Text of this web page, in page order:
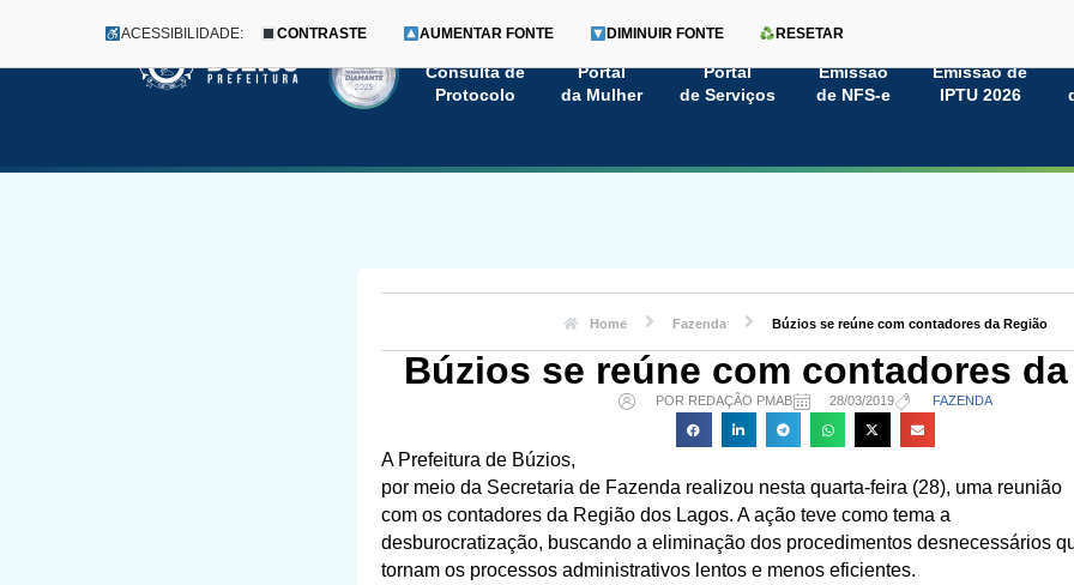
Pular
conteúdo
Menu
Consulta de
Protocolo
Portal
da Mulher
Portal
de Serviços
Emissão
de NFS-e
Emissão de
IPTU 2026
ACESSIBILIDADE: CONTRASTE AUMENTAR FONTE DIMINUIR FONTE RESETAR
Home Fazenda Búzios se reúne com contadores da Região
Búzios se reúne com contadores
POR REDAÇÃO PMAB 28/03/2019 FAZENDA
A Prefeitura de Búzios,
por meio da Secretaria de Fazenda realizou nesta quarta-feira (28), uma reunião
com os contadores da Região dos Lagos. A ação teve como tema a
desburocratização, buscando a eliminação dos procedimentos desnecessários
tornam os processos administrativos lentos e menos eficientes.